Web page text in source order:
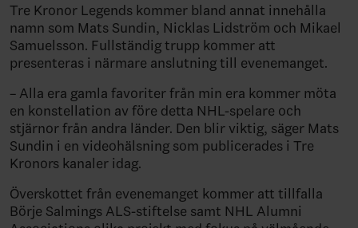
Tre Kronor Legends kommer bland annat innehålla
namn som Mats Sundin, Nicklas Lidström och Mikael
Samuelsson. Fullständig trupp kommer att
presenteras i närmare anslutning till evenemanget.
– Alla era gamla favoriter från min era kommer möta
en konstellation av före detta NHL-spelare och
stjärnor från andra länder. Den blir viktig, säger Mats
Sundin i en videohälsning som publicerades i Tre
Kronors kanaler idag.
Överskottet från evenemanget kommer att tillfalla
Börje Salmings ALS-stiftelse samt NHL Alumni